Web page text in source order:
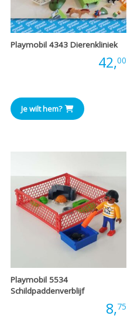
Playmobil 4343 Dierenkliniek
42,00
Je wilt hem?
Playmobil 5534
Schildpaddenverblijf
8,75